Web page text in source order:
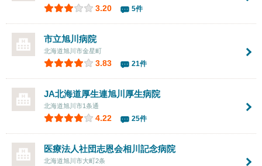
3.20 5件
市立旭川病院
北海道旭川市金星町
3.83 21件
JA北海道厚生連旭川厚生病院
北海道旭川市1条通
4.22 25件
医療法人社団志恩会相川記念病院
北海道旭川市大町2条